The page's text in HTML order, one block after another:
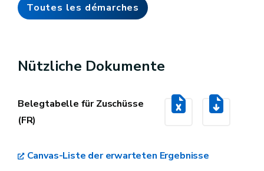
Toutes les démarches
Nützliche Dokumente
Belegtabelle für Zuschüsse
(FR)
Canvas-Liste der erwarteten Ergebnisse